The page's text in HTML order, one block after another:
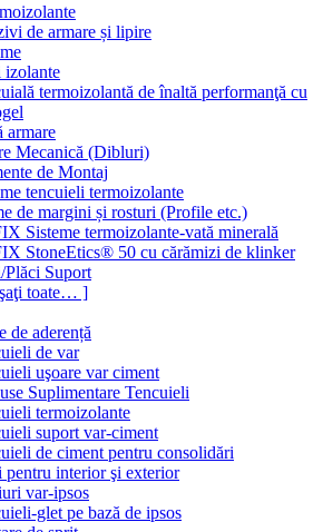
de armare și lipire
izolante
termoizolantă de înaltă performanţă cu
armare
Mecanică (Dibluri)
de Montaj
tencuieli termoizolante
de margini și rosturi (Profile etc.)
Sisteme termoizolante-vată minerală
StoneEtics® 50 cu cărămizi de klinker
Plăci Suport
toate… ]
de aderență
de var
uşoare var ciment
Suplimentare Tencuieli
termoizolante
suport var-ciment
de ciment pentru consolidări
pentru interior şi exterior
var-ipsos
glet pe bază de ipsos